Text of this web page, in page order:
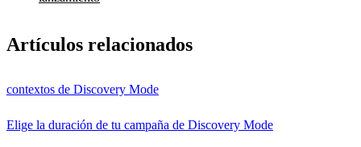
Artículos relacionados
contextos de Discovery Mode
Elige la duración de tu campaña de Discovery Mode